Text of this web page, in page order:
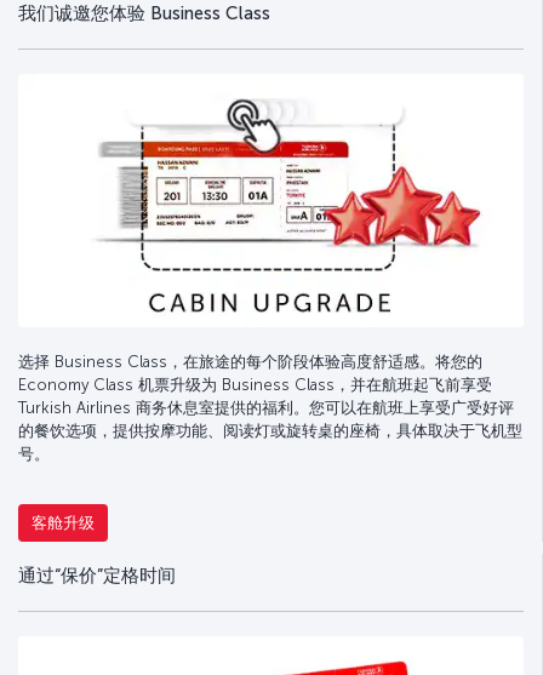
我们诚邀您体验 Business Class
选择 Business Class，在旅途的每个阶段体验高度舒适感。将您的
Economy Class 机票升级为 Business Class，并在航班起飞前享受
Turkish Airlines 商务休息室提供的福利。您可以在航班上享受广受好评
的餐饮选项，提供按摩功能、阅读灯或旋转桌的座椅，具体取决于飞机型
号。
客舱升级
通过“保价”定格时间